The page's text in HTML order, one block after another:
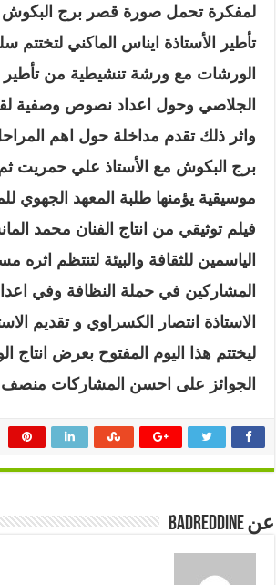
لمفكرة تحمل صورة قصر برج
تأطير الأستاذة ايناس الماكني لتختتم
الورشات مع ورشة تنشيطية من تأطير
الجلاصي وحول اعداد نصوص وصفية
واثر ذلك تقدم مداخلة حول اهم
برج البكوش مع الأستاذ علي حمريت
موسيقية يؤمنها طلبة المعهد
فيلم توثيقي من انتاج الفنان محمد
الياسمين للثقافة والبيئة لتنتظم اثره
المشاركين في حملة النظافة وفي
الاستاذة انتصار الكسراوي و تقديم
ليختتم هذا اليوم المفتوح بعرض انتاج
الجوائز على احسن المشاركات
عن badreddine